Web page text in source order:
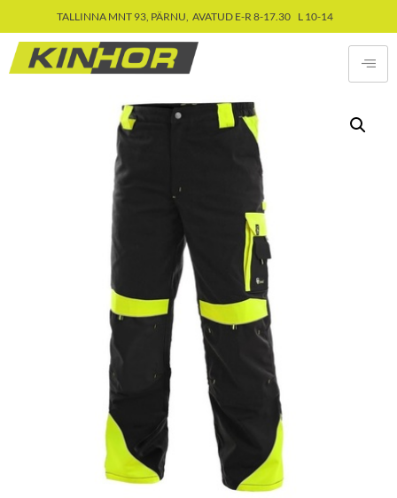
TALLINNA MNT 93, PÄRNU, AVATUD E-R 8-17.30 L 10-14